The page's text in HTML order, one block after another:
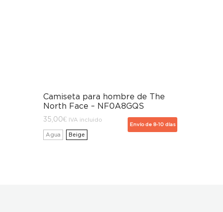
Camiseta para hombre de The
North Face – NF0A8GQS
Envío de 8-10 días
35,00€ IVA incluido
Agua Beige